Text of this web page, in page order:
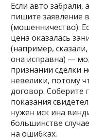
Если авто забрали,
пишите заявление
(мошенничество).
цена оказалась
(например,
она исправна) —
признании сделки
невелики, потому
договор. Соберите
показания
нужен иск ина
большинстве
на ошибках.